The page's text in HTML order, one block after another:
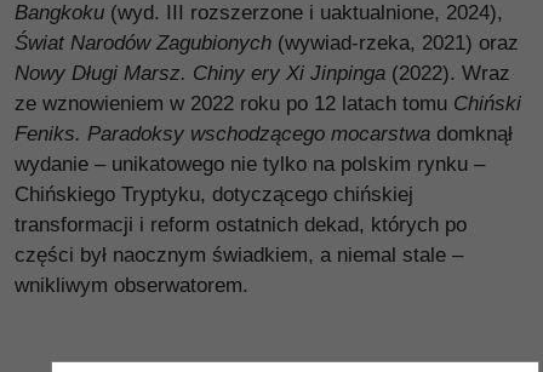
Bangkoku (wyd. III rozszerzone i uaktualnione, 2024),
Świat Narodów Zagubionych (wywiad-rzeka, 2021) oraz
Nowy Długi Marsz. Chiny ery Xi Jinpinga (2022). Wraz
ze wznowieniem w 2022 roku po 12 latach tomu Chiński
Feniks. Paradoksy wschodzącego mocarstwa domknął
wydanie – unikatowego nie tylko na polskim rynku –
Chińskiego Tryptyku, dotyczącego chińskiej
transformacji i reform ostatnich dekad, których po
części był naocznym świadkiem, a niemal stale –
wnikliwym obserwatorem.